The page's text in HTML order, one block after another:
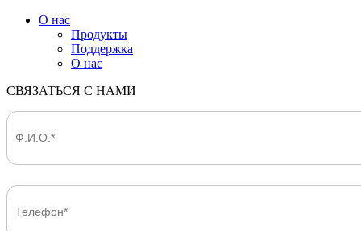
О нас
Продукты
Поддержка
О нас
СВЯЗАТЬСЯ С НАМИ